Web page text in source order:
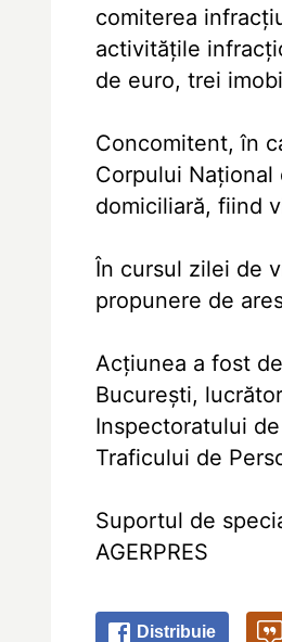
comiterea
activităţile
de euro, trei
Concomitent, în
Corpului
domiciliară, fiind
În cursul zilei de
propunere de
Acţiunea a fost
Bucureşti,
Inspectoratului
Traficului de
Suportul de
AGERPRES
Distribuie